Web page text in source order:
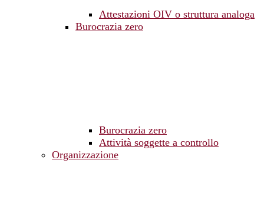
Attestazioni OIV o struttura analoga
Burocrazia zero
Burocrazia zero
Attività soggette a controllo
Organizzazione